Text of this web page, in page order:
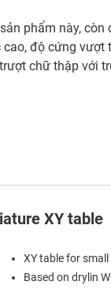
phẩm này,
độ cứng vượt
chữ thập với
XY table
XY table for
Based on drylin